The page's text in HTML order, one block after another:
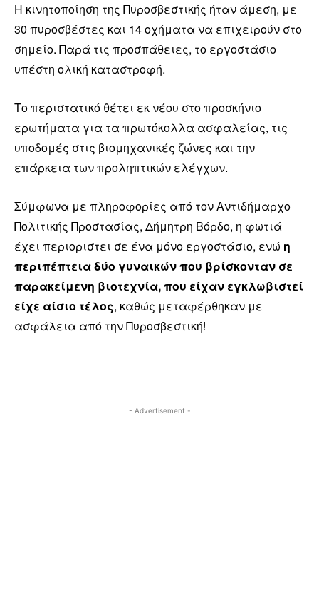
Η κινητοποίηση της Πυροσβεστικής ήταν άμεση, με
30 πυροσβέστες και 14 οχήματα να επιχειρούν στο
σημείο. Παρά τις προσπάθειες, το εργοστάσιο
υπέστη ολική καταστροφή.
Το περιστατικό θέτει εκ νέου στο προσκήνιο
ερωτήματα για τα πρωτόκολλα ασφαλείας, τις
υποδομές στις βιομηχανικές ζώνες και την
επάρκεια των προληπτικών ελέγχων.
Σύμφωνα με πληροφορίες από τον Αντιδήμαρχο
Πολιτικής Προστασίας, Δήμητρη Βόρδο, η φωτιά
έχει περιοριστει σε ένα μόνο εργοστάσιο, ενώ η
περιπέπτεια δύο γυναικών που βρίσκονταν σε
παρακείμενη βιοτεχνία, που είχαν εγκλωβιστεί
είχε αίσιο τέλος, καθώς μεταφέρθηκαν με
ασφάλεια από την Πυροσβεστική!
- Advertisement -